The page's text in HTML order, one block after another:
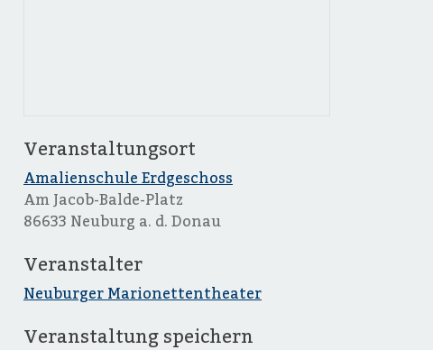
Veranstaltungsort
Amalienschule Erdgeschoss
Am Jacob-Balde-Platz
86633 Neuburg a. d. Donau
Veranstalter
Neuburger Marionettentheater
Veranstaltung speichern